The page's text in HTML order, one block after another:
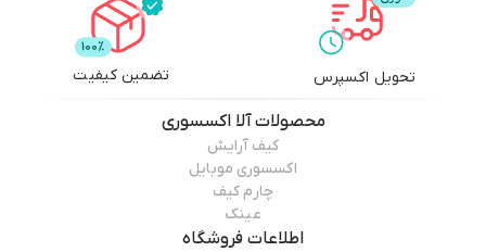
تحویل اکسپرس تضمین کیفیت
محصولاتآلا اکسسوری
کیف آرایش
اکسسوری موبایل
چارم کیف
عینک
اطلاعات فروشگاه